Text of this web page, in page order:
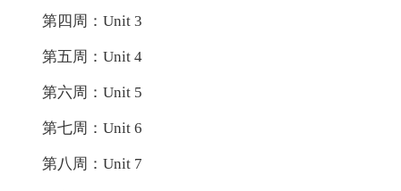
第四周：Unit 3
第五周：Unit 4
第六周：Unit 5
第七周：Unit 6
第八周：Unit 7